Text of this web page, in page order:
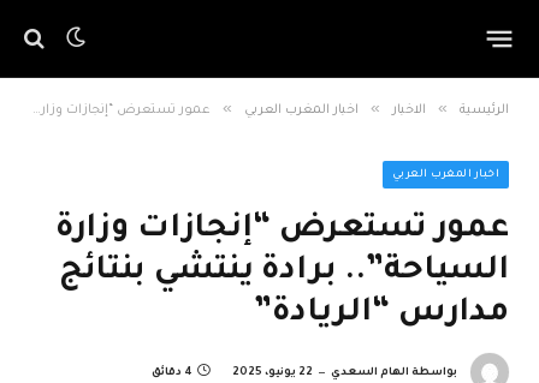
الرئيسية » الاخبار » اخبار المغرب العربي » عمور تستعرض “إنجازات وزارة السياحة”.. برادة ينتشي بنتائج مدارس “الريادة”
اخبار المغرب العربي
عمور تستعرض “إنجازات وزارة
السياحة”.. برادة ينتشي بنتائج
مدارس “الريادة”
بواسطة الهام السعدي 22 يونيو، 2025 4 دقائق